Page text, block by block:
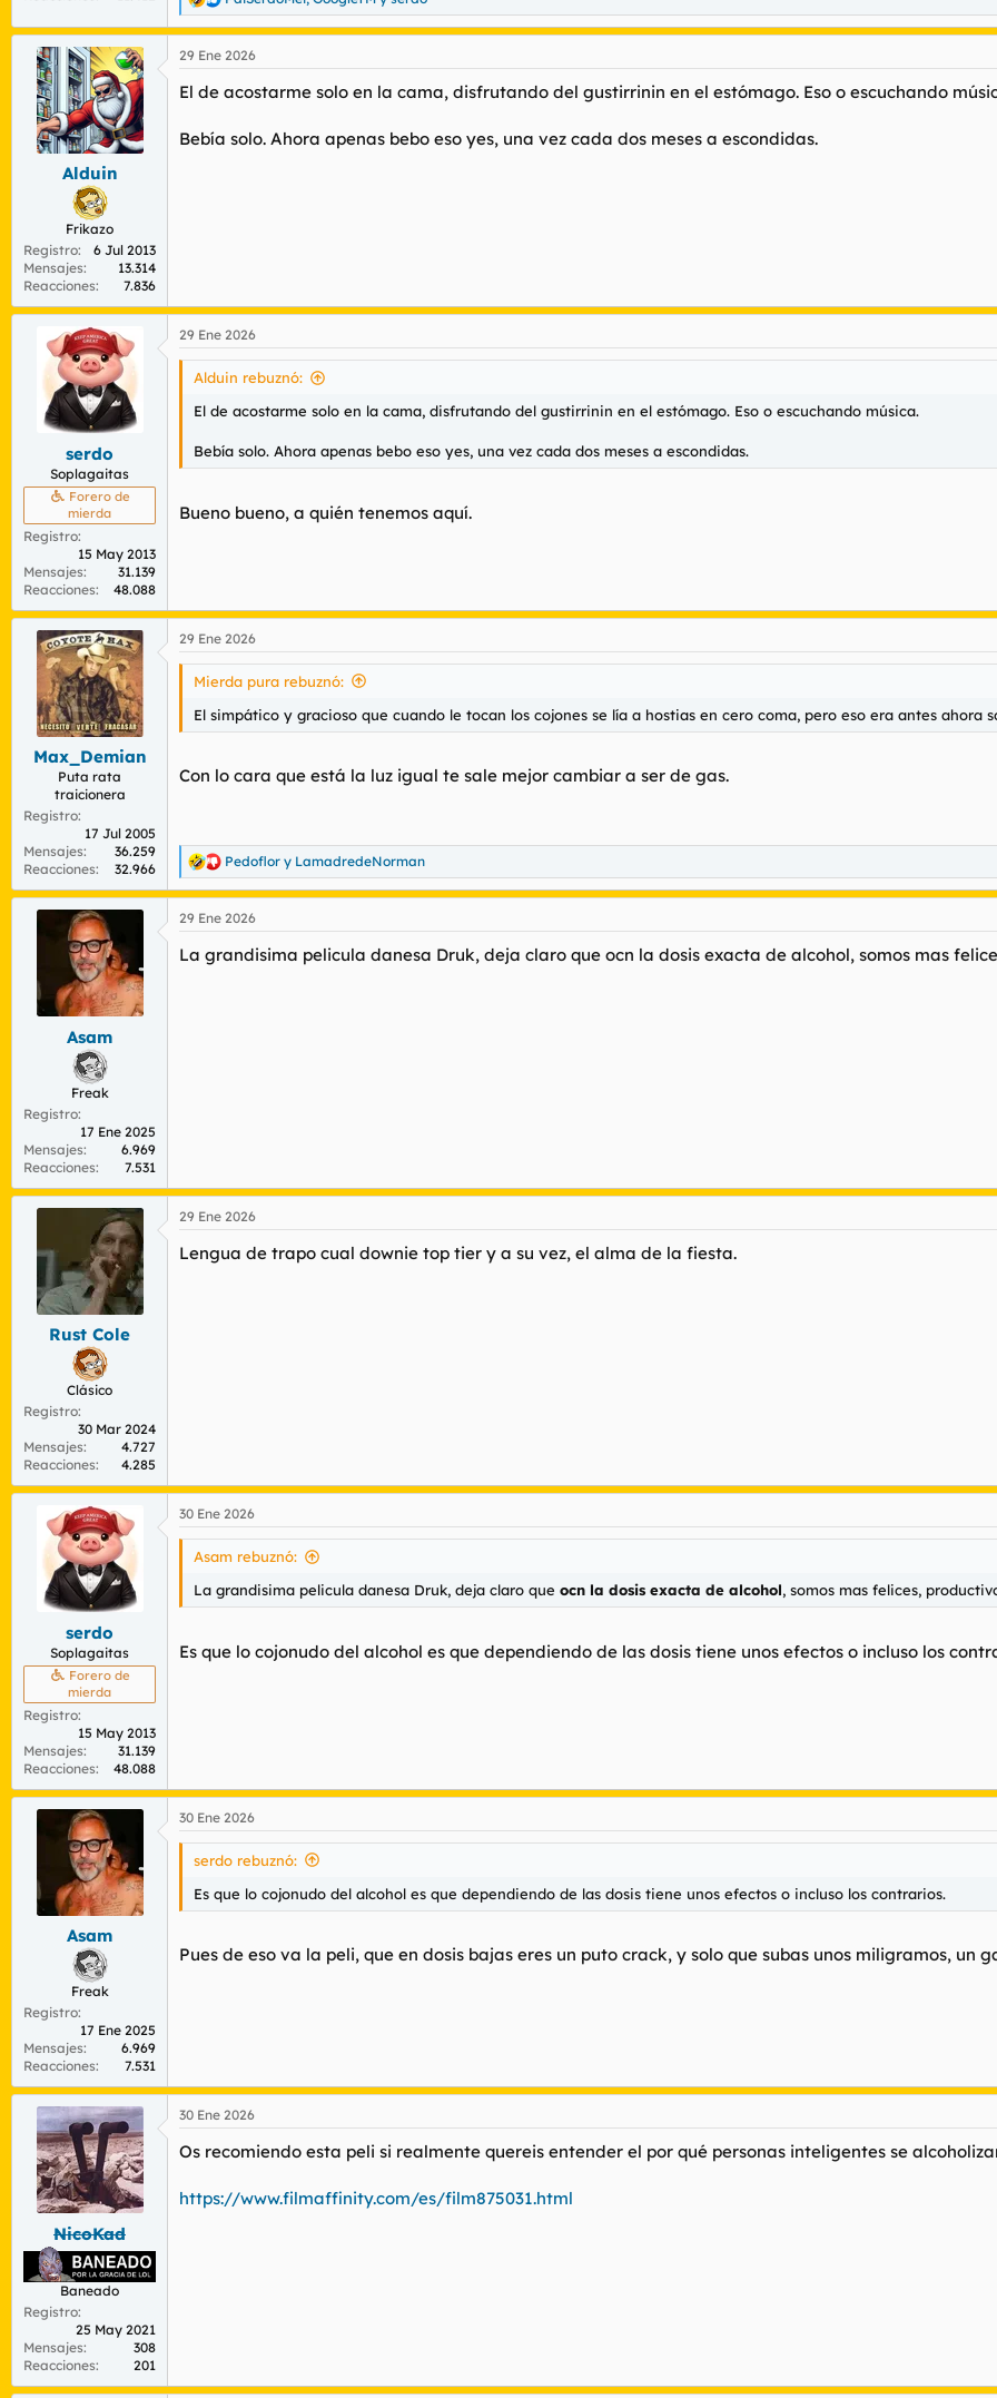
R
e
a
c
i
n
e
Alduin
Frikazo
Registro
6 Jul 2013
Mensajes
13.314
Reacciones
7.836
29 Ene 2026
El de acostarme solo en la cama, disfrutando del gustirrinin en el estómago. Eso o escuchando
Bebía solo. Ahora apenas bebo eso yes, una vez cada dos meses a escondidas.
serdo
Soplagaitas
Forero de
mierda
Registro
15 May 2013
Mensajes
31.139
Reacciones
48.088
29 Ene 2026
Alduin rebuznó:
El de acostarme solo en la cama, disfrutando del gustirrinin en el estómago. Eso o escuchando música.
Bebía solo. Ahora apenas bebo eso yes, una vez cada dos meses a escondidas.
Bueno bueno, a quién tenemos aquí.
Max_Demian
Puta rata
traicionera
Registro
17 Jul 2005
Mensajes
36.259
Reacciones
32.966
29 Ene 2026
Mierda pura rebuznó:
El simpático y gracioso que cuando le tocan los cojones se lía a hostias en cero coma, pero eso era antes ahora
Con lo cara que está la luz igual te sale mejor cambiar a ser de gas.
R
e
a
c
i
Pedoflor y LamadredeNorman
Asam
Freak
Registro
17 Ene 2025
Mensajes
6.969
Reacciones
7.531
29 Ene 2026
La grandisima pelicula danesa Druk, deja claro que ocn la dosis exacta de alcohol, somos mas
Rust Cole
Clásico
Registro
30 Mar 2024
Mensajes
4.727
Reacciones
4.285
29 Ene 2026
Lengua de trapo cual downie top tier y a su vez, el alma de la fiesta.
serdo
Soplagaitas
Forero de
mierda
Registro
15 May 2013
Mensajes
31.139
Reacciones
48.088
30 Ene 2026
Asam rebuznó:
La grandisima pelicula danesa Druk, deja claro que ocn la dosis exacta de alcohol, somos mas felices,
Es que lo cojonudo del alcohol es que dependiendo de las dosis tiene unos efectos o incluso los
Asam
Freak
Registro
17 Ene 2025
Mensajes
6.969
Reacciones
7.531
30 Ene 2026
serdo rebuznó:
Es que lo cojonudo del alcohol es que dependiendo de las dosis tiene unos efectos o incluso los contrarios.
Pues de eso va la peli, que en dosis bajas eres un puto crack, y solo que subas unos miligramos, un
NicoKad
Baneado
Registro
25 May 2021
Mensajes
308
Reacciones
201
30 Ene 2026
Os recomiendo esta peli si realmente quereis entender el por qué personas inteligentes se
https://www.filmaffinity.com/es/film875031.html